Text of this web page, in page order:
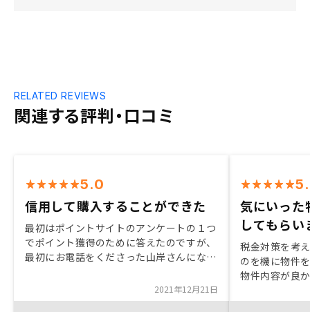
関連する評判・口コミ
RELATED REVIEWS
5.0
信用して購入することができた
最初はポイントサイトのアンケートの１つ
でポイント獲得のために答えたのですが、
最初にお電話をくださった山岸さんになん
当でお話くださった谷さんも、どんな質問
でも丁寧に返してくださったため、信用し
2021年12月21日
気にいった
してもらい
税金対策を考
のを機に物件
物件内容が良
ていただきました。 また、